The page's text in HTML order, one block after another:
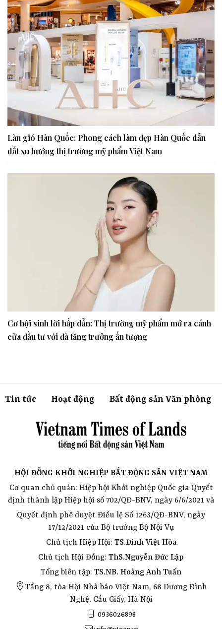
Làn gió Hàn Quốc: Phong cách làm đẹp Hàn Quốc dẫn
dắt xu hướng thị trường mỹ phẩm Việt Nam
Cơ hội sinh lời hấp dẫn: Thị trường mỹ phẩm mở ra cánh
cửa đầu tư với đà tăng trưởng ấn tượng
Tin tức Hoạt động Bất động sản Văn phòng
HỘI ĐỒNG KHỞI NGHIỆP BẤT ĐỘNG SẢN VIỆT NAM
Cơ quan chủ quản: Hiệp hội Khởi nghiệp Quốc gia Quyết
định thành lập Hiệp hội số 702/QĐ-BNV, ngày 6/6/2021 và
Quyết định phê duyệt Điều lệ Số 1263/QĐ-BNV, ngày
17/12/2021 của Bộ trưởng Bộ Nội Vụ
Chủ tịch Hiệp Hội: TS.Đinh Việt Hòa
Chủ tịch Hội Đồng: ThS.Nguyễn Đức Lập
Tổng biên tập: TS.NB. Hoàng Anh Tuấn
Tầng 8, tòa Hội Nhà báo Việt Nam, 68 Dương Đình
Nghệ, Cầu Giấy, Hà Nội
0936026898